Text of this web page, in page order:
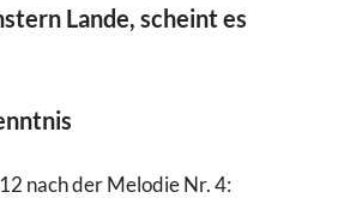
Lande, scheint es
nach der Melodie Nr. 4: